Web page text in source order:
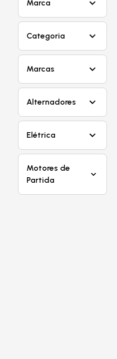
Marca
Categoria
Marcas
Alternadores
Elétrica
Motores de
Partida